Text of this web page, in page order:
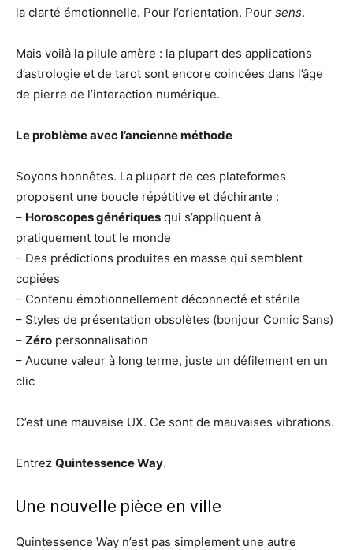
la clarté émotionnelle. Pour l’orientation. Pour sens.
Mais voilà la pilule amère : la plupart des applications
d’astrologie et de tarot sont encore coincées dans l’âge
de pierre de l’interaction numérique.
Le problème avec l’ancienne méthode
Soyons honnêtes. La plupart de ces plateformes
proposent une boucle répétitive et déchirante :
– Horoscopes génériques qui s’appliquent à
pratiquement tout le monde
– Des prédictions produites en masse qui semblent
copiées
– Contenu émotionnellement déconnecté et stérile
– Styles de présentation obsolètes (bonjour Comic Sans)
– Zéro personnalisation
– Aucune valeur à long terme, juste un défilement en un
clic
C’est une mauvaise UX. Ce sont de mauvaises vibrations.
Entrez Quintessence Way.
Une nouvelle pièce en ville
Quintessence Way n’est pas simplement une autre